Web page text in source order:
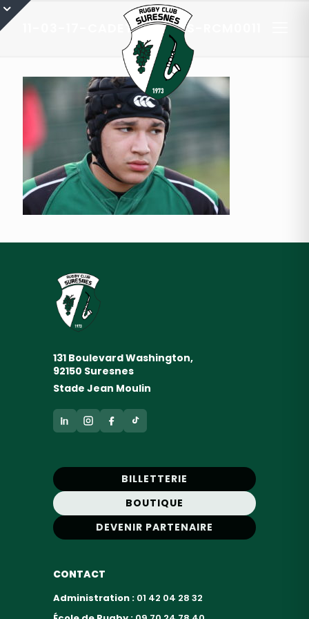
11-03-17-CADETS-C-RCS-RCM0011
131 Boulevard Washington,
92150 Suresnes
Stade Jean Moulin
BILLETTERIE
BOUTIQUE
DEVENIR PARTENAIRE
CONTACT
Administration : 01 42 04 28 32